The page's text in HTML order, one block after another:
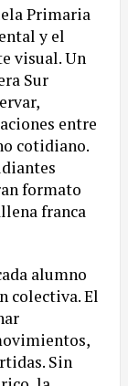
Primaria
y el
visual. Un
Sur
entre
cotidiano.
formato
franca
alumno
colectiva. El
Sin